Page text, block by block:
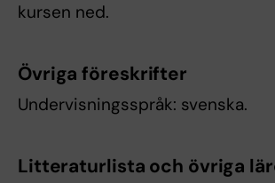
kursen ned.
Övriga föreskrifter
Undervisningsspråk: svenska.
Litteraturlista och övriga